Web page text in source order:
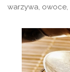
warzywa, owoce,